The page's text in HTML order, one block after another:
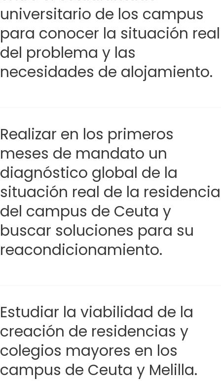
universitario de los campus
para conocer la situación real
del problema y las
necesidades de alojamiento.
Realizar en los primeros
meses de mandato un
diagnóstico global de la
situación real de la residencia
del campus de Ceuta y
buscar soluciones para su
reacondicionamiento.
Estudiar la viabilidad de la
creación de residencias y
colegios mayores en los
campus de Ceuta y Melilla.